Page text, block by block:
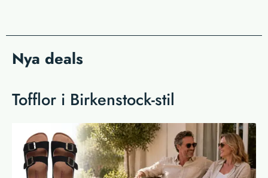
Nya deals
Tofflor i Birkenstock-stil